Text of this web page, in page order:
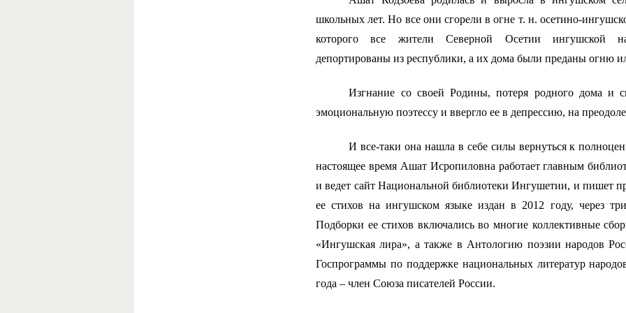
школьных лет. Но все они сгорели в огне т. н. осетино-
которого все жители Северной Осетии ингушской
депортированы из республики, а их дома были преданы огню
Изгнание со своей Родины, потеря родного дома и
эмоциональную поэтессу и ввергло ее в депрессию, на
И все-таки она нашла в себе силы вернуться к
настоящее время Ашат Исропиловна работает главным
и ведет сайт Национальной библиотеки Ингушетии, и пишет
ее стихов на ингушском языке издан в 2012 году, через
Подборки ее стихов включались во многие коллективные
«Ингушская лира», а также в Антологию поэзии народов
Госпрограммы по поддержке национальных литератур
года – член Союза писателей России.